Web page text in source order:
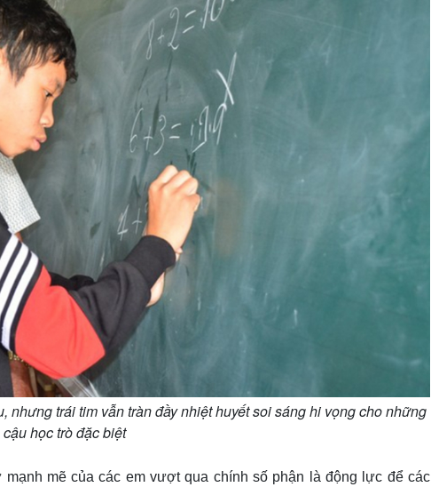
nhưng trái tim vẫn tràn đầy nhiệt huyết soi sáng hi vọng cho những
học trò đặc biệt
mẽ của các em vượt qua chính số phận là động lực để các